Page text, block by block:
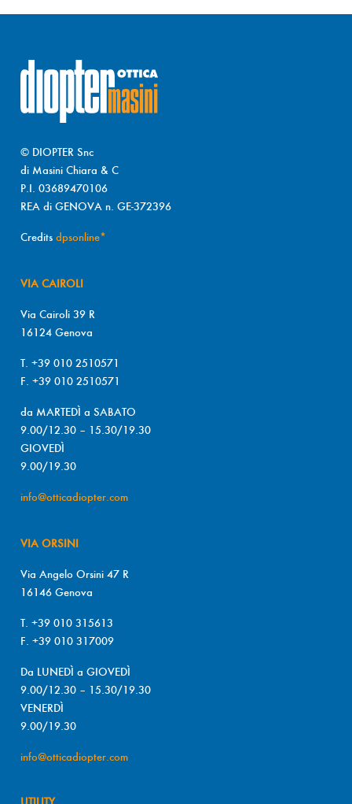
© DIOPTER Snc
di Masini Chiara & C
P.I. 03689470106
REA di GENOVA n. GE-372396
Credits dpsonline*
VIA CAIROLI
Via Cairoli 39 R
16124 Genova
T. +39 010 2510571
F. +39 010 2510571
da MARTEDÌ a SABATO
9.00/12.30 – 15.30/19.30
GIOVEDÌ
9.00/19.30
info@otticadiopter.com
VIA ORSINI
Via Angelo Orsini 47 R
16146 Genova
T. +39 010 315613
F. +39 010 317009
Da LUNEDÌ a GIOVEDÌ
9.00/12.30 – 15.30/19.30
VENERDÌ
9.00/19.30
info@otticadiopter.com